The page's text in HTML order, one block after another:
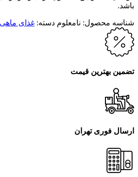
باشد.
شناسه محصول: نامعلوم دسته: غذای ماهی
تضمین بهترین قیمت
ارسال فوری تهران